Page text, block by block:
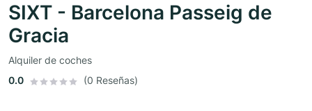
SIXT - Barcelona Passeig de
Gracia
Alquiler de coches
0.0
(0 Reseñas)